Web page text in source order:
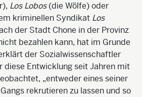
LosLobos(die Wölfe) oder
kriminellen Syndikat Los
der Stadt Chone in der Provinz
bezahlen kann, hat im Grunde
der Sozialwissenschaftler
diese Entwicklung seit Jahren mit
„entweder eines seiner
rekrutieren zu lassen und so